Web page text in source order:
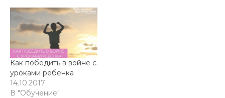
Как победить в войне с
уроками ребенка
14.10.2017
В "Обучение"